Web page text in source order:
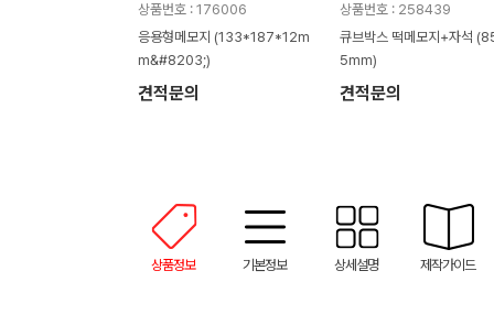
상품번호 : 176006
응용형메모지 (133*187*12m
m&#8203;)
견적문의
상품번호 : 258439
큐브박스 떡메모지+자석
5mm)
견적문의
상품정보 기본정보 상세설명 제작가이드